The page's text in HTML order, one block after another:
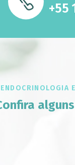
+55
ENDOCRINOLOGIA